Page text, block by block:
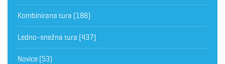
Kombinirana tura (188)
Ledno-snežna tura (437)
Novice (53)